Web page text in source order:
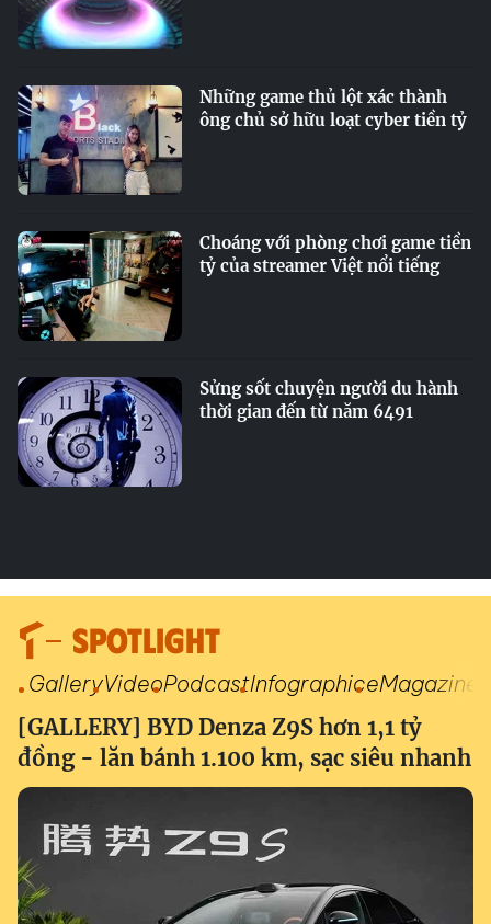
Những game thủ lột xác thành
ông chủ sở hữu loạt cyber tiền tỷ
Choáng với phòng chơi game tiền
tỷ của streamer Việt nổi tiếng
Sửng sốt chuyện người du hành
thời gian đến từ năm 6491
SPOTLIGHT
GalleryVideoPodcastInfographiceMagazine
[GALLERY] BYD Denza Z9S hơn 1,1 tỷ
đồng - lăn bánh 1.100 km, sạc siêu nhanh